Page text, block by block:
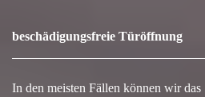
beschädigungsfreie Türöffnung
In den meisten Fällen können wir das